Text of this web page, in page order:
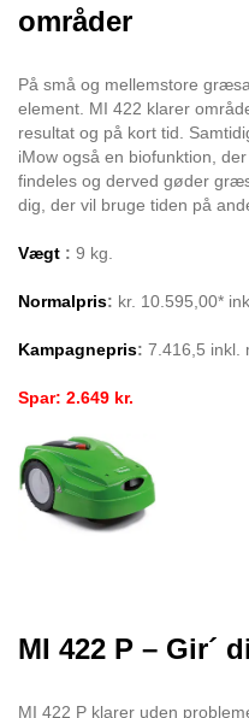
områder
På små og mellemstore
element. MI 422 klarer
resultat og på kort tid.
iMow også en biofunktion,
findeles og derved gøder
dig, der vil bruge tiden på
Vægt : 9 kg.
Normalpris: kr. 10.595,00*
Kampagnepris: 7.416,5 inkl.
Spar: 2.649 kr.
MI 422 P – Gir´
MI 422 P klarer uden